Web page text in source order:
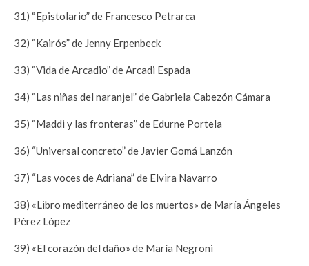
31) “Epistolario” de Francesco Petrarca
32) “Kairós” de Jenny Erpenbeck
33) “Vida de Arcadio” de Arcadi Espada
34) “Las niñas del naranjel” de Gabriela Cabezón Cámara
35) “Maddi y las fronteras” de Edurne Portela
36) “Universal concreto” de Javier Gomá Lanzón
37) “Las voces de Adriana” de Elvira Navarro
38) «Libro mediterráneo de los muertos» de María Ángeles
Pérez López
39) «El corazón del daño» de María Negroni